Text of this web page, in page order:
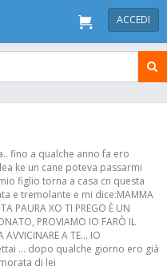
ACCEDI
fino a qualche anno fa ero
ke un cane poteva passarmi
figlio torna a casa cn questa
e tremolante e mi dice:MAMMA
PAURA XO TI PREGO È UN
PROVIAMO IO FARÒ IL
AVVICINARE A TE... IO
... dopo qualche giorno ero già
di lei